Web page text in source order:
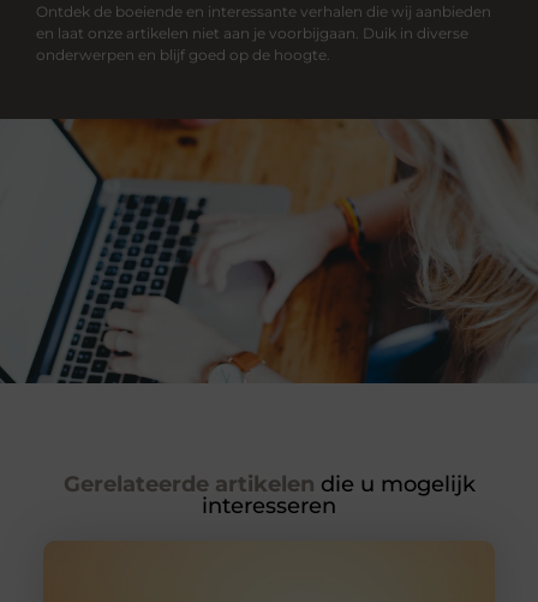
Ontdek de boeiende en interessante verhalen die wij aanbieden
en laat onze artikelen niet aan je voorbijgaan. Duik in diverse
onderwerpen en blijf goed op de hoogte.
Gerelateerde artikelen die u mogelijk
interesseren